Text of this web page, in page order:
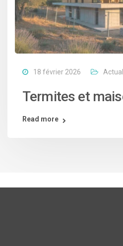
18 février 2026
Termites et
Read more